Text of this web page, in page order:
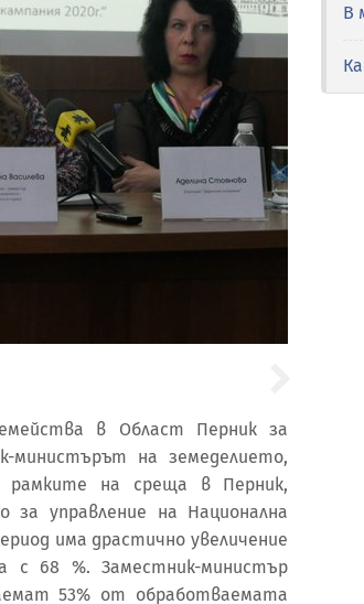
в Област Перник за
министърът на земеделието,
рамките на среща в Перник,
за управление на Национална
има драстично увеличение
с 68 %. Заместник-министър
53% от обработваемата
В